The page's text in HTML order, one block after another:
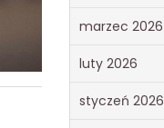
marzec 2026
luty 2026
styczeń 2026